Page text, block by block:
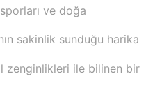
ve doğa
sakinlik sunduğu harika
zenginlikleri ile bilinen bir